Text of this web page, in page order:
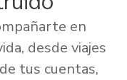
en
desde viajes
tus cuentas,